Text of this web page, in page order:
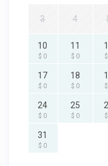
3 4
10
$ 0
11
$ 0
17
$ 0
18
$ 0
24
$ 0
25
$ 0
31
$ 0